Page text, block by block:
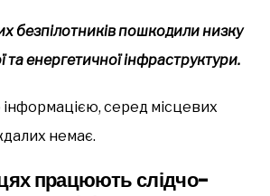
безпілотників пошкодили низку
та енергетичної інфраструктури.
серед місцевих
немає.
працюють слідчо-